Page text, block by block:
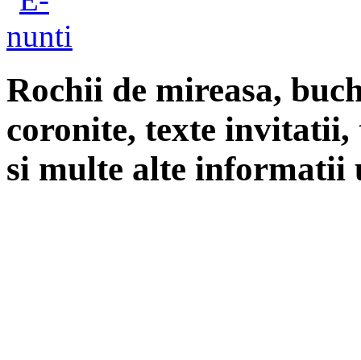
Rochii de mireasa,
coronite, texte
si multe alte informatii